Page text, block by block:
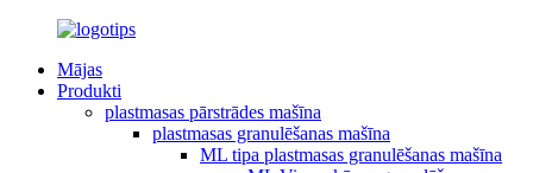
Mājas
Produkti
plastmasas pārstrādes mašīna
plastmasas granulēšanas mašīna
ML tipa plastmasas granulēšanas mašīna